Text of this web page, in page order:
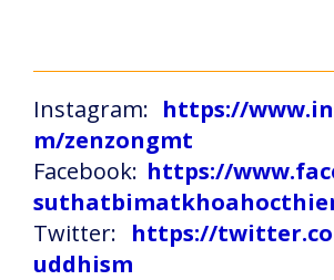
Instagram: https://
m/zenzongmt
Facebook: https://
Twitter: https://
uddhism